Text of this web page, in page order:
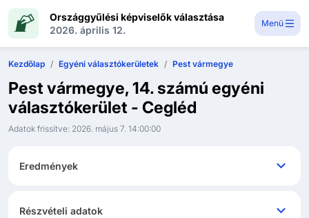
Országgyűlési képviselők választása
2026. április 12.
Menü
Kezdőlap Egyéni választókerületek Pest vármegye
Pest vármegye, 14. számú egyéni
választókerület - Cegléd
Adatok frissítve: 2026. május 7. 14:00:00
Eredmények
Részvételi adatok